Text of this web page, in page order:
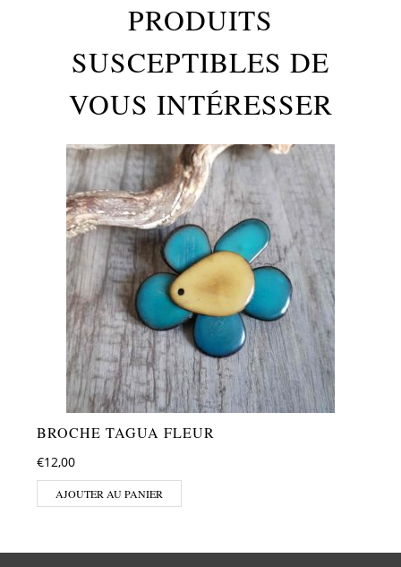
PRODUITS
SUSCEPTIBLES DE
VOUS INTÉRESSER
BROCHE TAGUA FLEUR
€12,00
AJOUTER AU PANIER